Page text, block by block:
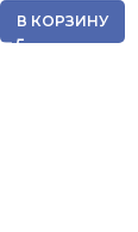
В КОРЗИНУ